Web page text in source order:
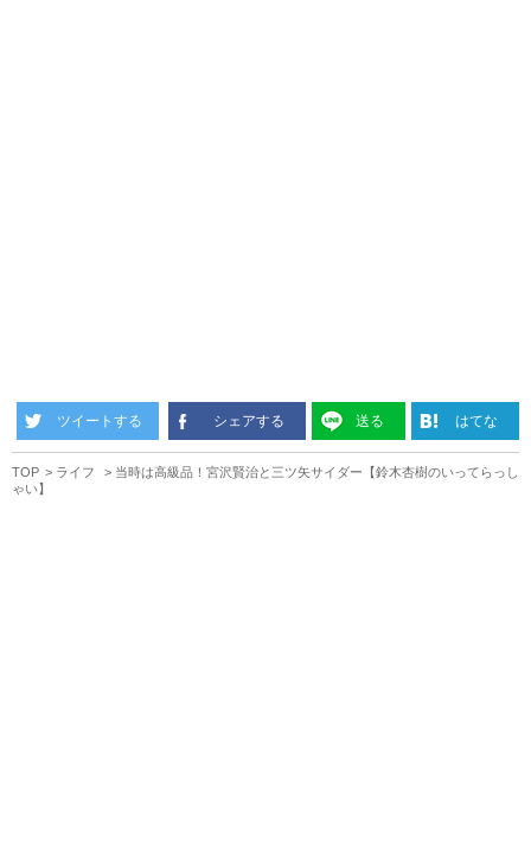
ツイートする シェアする 送る はてな
TOP ライフ
当時は高級品！宮沢賢治と三ツ矢サイダー【鈴木杏樹のいってらっし
ゃい】